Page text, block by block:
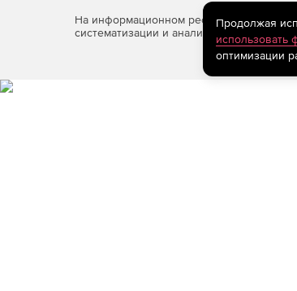
На информационном ресурсе
систематизации и анализа сведений,
Продолжая
использовать
оптимизации